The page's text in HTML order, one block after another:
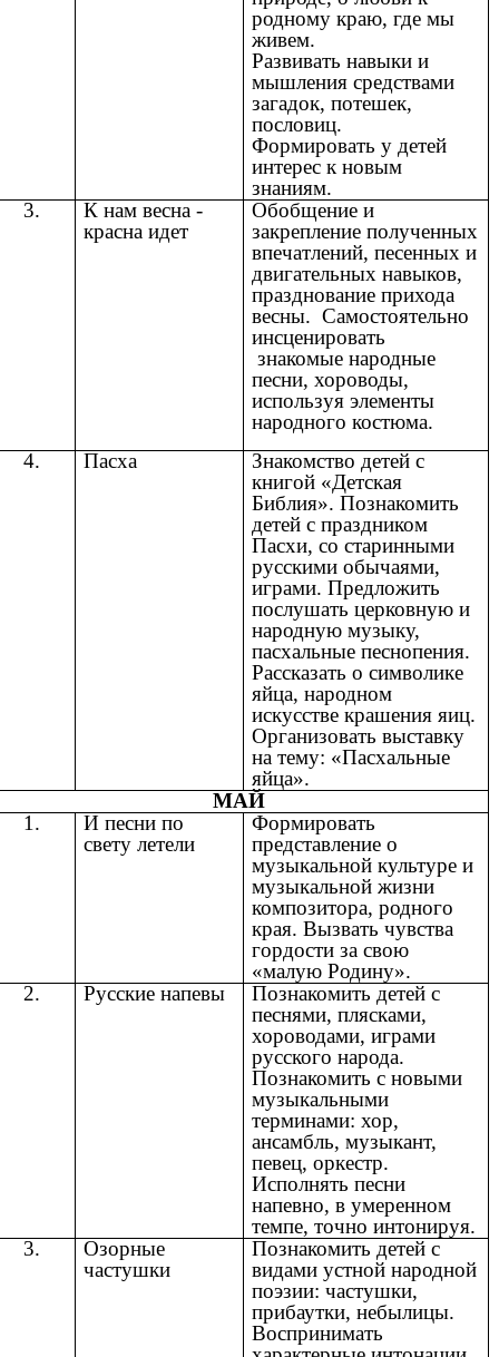
родному краю, где мы
живем.
Развивать навыки и
мышления средствами
загадок, потешек,
пословиц.
Формировать у детей
интерес к новым
знаниям.
3.
К нам весна -
красна идет
Обобщение и
закрепление полученных
впечатлений, песенных и
двигательных навыков,
празднование прихода
весны. Самостоятельно
инсценировать
знакомые народные
песни, хороводы,
используя элементы
народного костюма.
4.
Пасха
Знакомство детей с
книгой «Детская
Библия». Познакомить
детей с праздником
Пасхи, со старинными
русскими обычаями,
играми. Предложить
послушать церковную и
народную музыку,
пасхальные песнопения.
Рассказать о символике
яйца, народном
искусстве крашения яиц.
Организовать выставку
на тему: «Пасхальные
яйца».
МАЙ
1.
И песни по
свету летели
Формировать
представление о
музыкальной культуре и
музыкальной жизни
композитора, родного
края. Вызвать чувства
гордости за свою
«малую Родину».
2.
Русские напевы
Познакомить детей с
песнями, плясками,
хороводами, играми
русского народа.
Познакомить с новыми
музыкальными
терминами: хор,
ансамбль, музыкант,
певец, оркестр.
Исполнять песни
напевно, в умеренном
темпе, точно интонируя.
3.
Озорные
частушки
Познакомить детей с
видами устной народной
поэзии: частушки,
прибаутки, небылицы.
Воспринимать